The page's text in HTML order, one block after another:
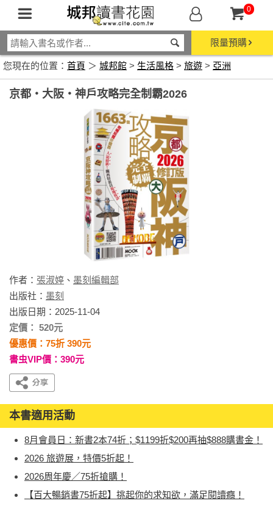
0
限量預購
您現在的位置： 首頁 ＞ 城邦館 > 生活風格 > 旅遊 > 亞洲
京都‧大阪‧神戶攻略完全制霸2026
作者： 張淑婷 、 墨刻編輯部
出版社： 墨刻
出版日期：2025-11-04
定價： 520元
優惠價：75折 390元
書虫VIP價：390元
本書適用活動
8月會員日：新書2本74折；$1199折$200再抽$888購書金！
2026 旅遊展，特價5折起！
2026周年慶／75折搶購！
【百大暢銷書75折起】挑起你的求知欲，滿足閱讀癮！